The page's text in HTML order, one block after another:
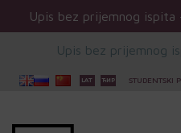
prijemnog ispita -
Upis bez prijemnog
STUDENTSKI